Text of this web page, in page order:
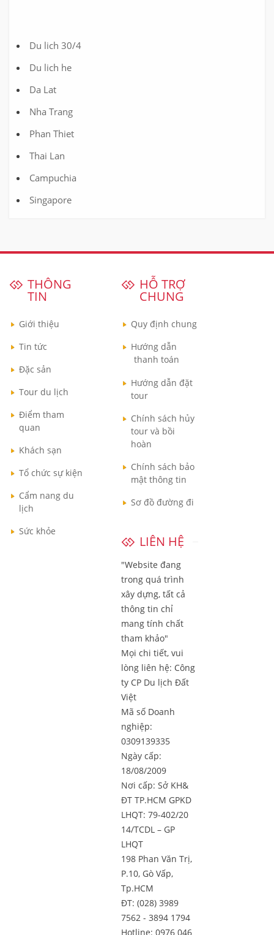
Du lich 30/4
Du lich he
Da Lat
Nha Trang
Phan Thiet
Thai Lan
Campuchia
Singapore
THÔNG
TIN
Giới thiệu
Tin tức
Đặc sản
Tour du lịch
Điểm tham
quan
Khách sạn
Tổ chức sự kiện
Cẩm nang du
lịch
Sức khỏe
HỖ TRỢ
CHUNG
Quy định chung
Hướng dẫn
thanh toán
Hướng dẫn đặt
tour
Chính sách hủy
tour và bồi
hoàn
Chính sách bảo
mật thông tin
Sơ đồ đường đi
LIÊN HỆ
"Website đang
trong quá trình
xây dựng, tất cả
thông tin chỉ
mang tính chất
tham khảo"
Mọi chi tiết, vui
lòng liên hệ: Công
ty CP Du lịch Đất
Việt
Mã số Doanh
nghiệp:
0309139335
Ngày cấp:
18/08/2009
Nơi cấp: Sở KH&
ĐT TP.HCM GPKD
LHQT: 79-402/20
14/TCDL – GP
LHQT
198 Phan Văn Trị,
P.10, Gò Vấp,
Tp.HCM
ĐT: (028) 3989
7562 - 3894 1794
Hotline: 0976 046